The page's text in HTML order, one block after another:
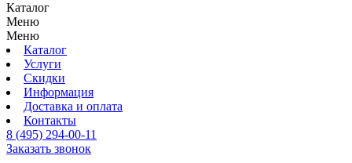
Каталог
Меню
Меню
Каталог
Услуги
Скидки
Информация
Доставка и оплата
Контакты
8 (495) 294-00-11
Заказать звонок